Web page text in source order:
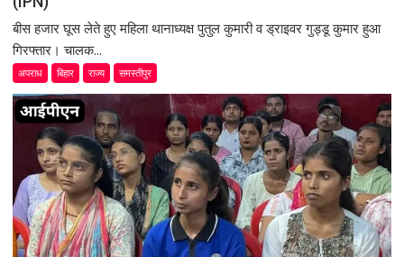
बीस हजार घूस लेते हुए महिला थानाध्यक्ष पुतुल कुमारी व ड्राइवर गुड्डू कुमार हुआ
गिरफ्तार। चालक...
अपराध बिहार राज्य समस्तीपुर